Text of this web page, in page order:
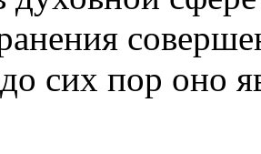
сих пор оно